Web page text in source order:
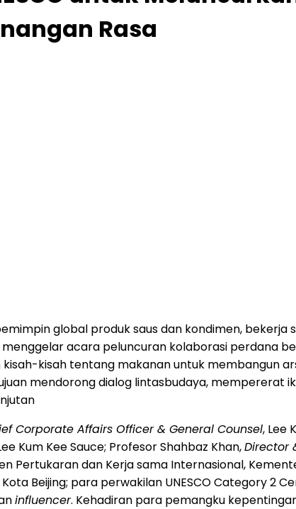
Rasa
global produk saus dan kondimen, bekerja
menggelar acara peluncuran kolaborasi perdana
kisah tentang makanan untuk membangun
mendorong dialog lintasbudaya, mempererat
Corporate Affairs Officer & General Counsel, Lee
Kum Kee Sauce; Profesor Shahbaz Khan,Director
Pertukaran dan Kerja sama Internasional,
Beijing; para perwakilan UNESCO Category 2
influencer. Kehadiran para pemangku